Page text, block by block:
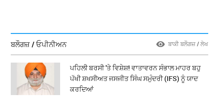
ਬਲੌਗਜ਼ / ਓਪੀਨੀਅਨ ਬਾਕੀ ਬਲੌਗਜ਼ / ਲੇਖ
ਪਹਿਲੀ ਬਰਸੀ 'ਤੇ ਵਿਸ਼ੇਸ਼! ਵਾਤਾਵਰਨ ਸੰਭਾਲ ਮਾਹਰ ਬਹੁ
ਪੱਖੀ ਸ਼ਖਸੀਅਤ ਜਸਜੀਤ ਸਿੰਘ ਸਮੁੰਦਰੀ (IFS) ਨੂੰ ਯਾਦ
ਕਰਦਿਆਂ